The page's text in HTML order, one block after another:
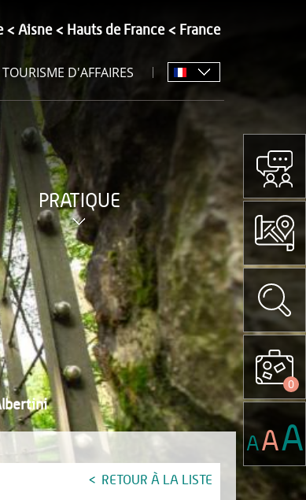
Aisne Hauts de France France
TOURISME D'AFFAIRES
PRATIQUE
RETOUR À LA LISTE
0
AAA